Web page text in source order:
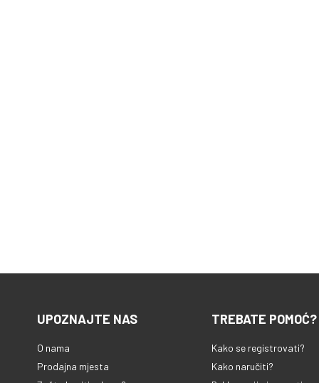
UPOZNAJTE NAS
O nama
Prodajna mjesta
TREBATE POMOĆ?
Kako se registrovati?
Kako naručiti?